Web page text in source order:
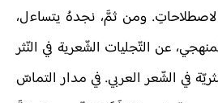
ومن ثمَّ، نجدهُ يتساءل،
عن التّجليات الشّعرية في النّثر
في الشّعر العربي. في مدار التماسّ